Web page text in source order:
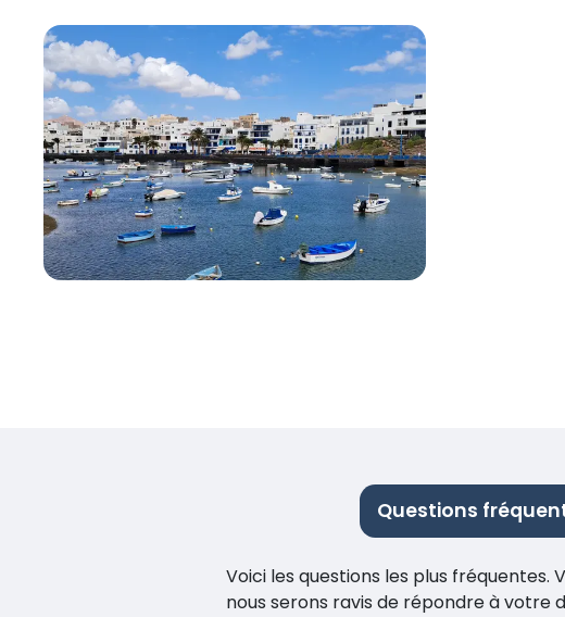
Questions
Voici les questions les plus
nous serons ravis de répondre à votre